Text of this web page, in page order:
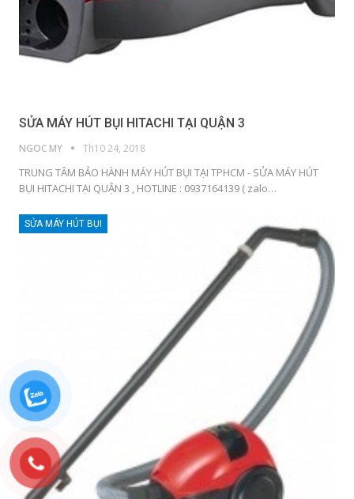
SỬA MÁY HÚT BỤI HITACHI TẠI QUẬN 3
NGOC MY Th10 24, 2018
TRUNG TÂM BẢO HÀNH MÁY HÚT BỤI TẠI TPHCM - SỬA MÁY HÚT
BỤI HITACHI TẠI QUẬN 3 , HOTLINE : 0937164139 ( zalo…
SỬA MÁY HÚT BỤI